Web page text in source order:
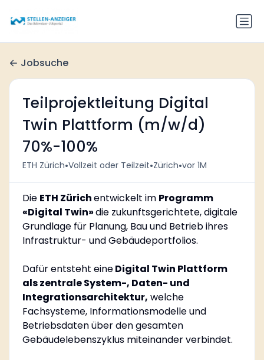
Jobsuche
Teilprojektleitung Digital
Twin Plattform (m/w/d)
70%-100%
ETH Zürich•Vollzeit oder Teilzeit•Zürich•vor 1M
Die ETH Zürichentwickelt im Programm
«Digital Twin»die zukunftsgerichtete, digitale
Grundlage für Planung, Bau und Betrieb ihres
Infrastruktur- und Gebäudeportfolios.
Dafür entsteht eineDigital Twin Plattform
als zentrale System-, Daten- und
Integrationsarchitektur, welche
Fachsysteme, Informationsmodelle und
Betriebsdaten über den gesamten
Gebäudelebenszyklus miteinander verbindet.